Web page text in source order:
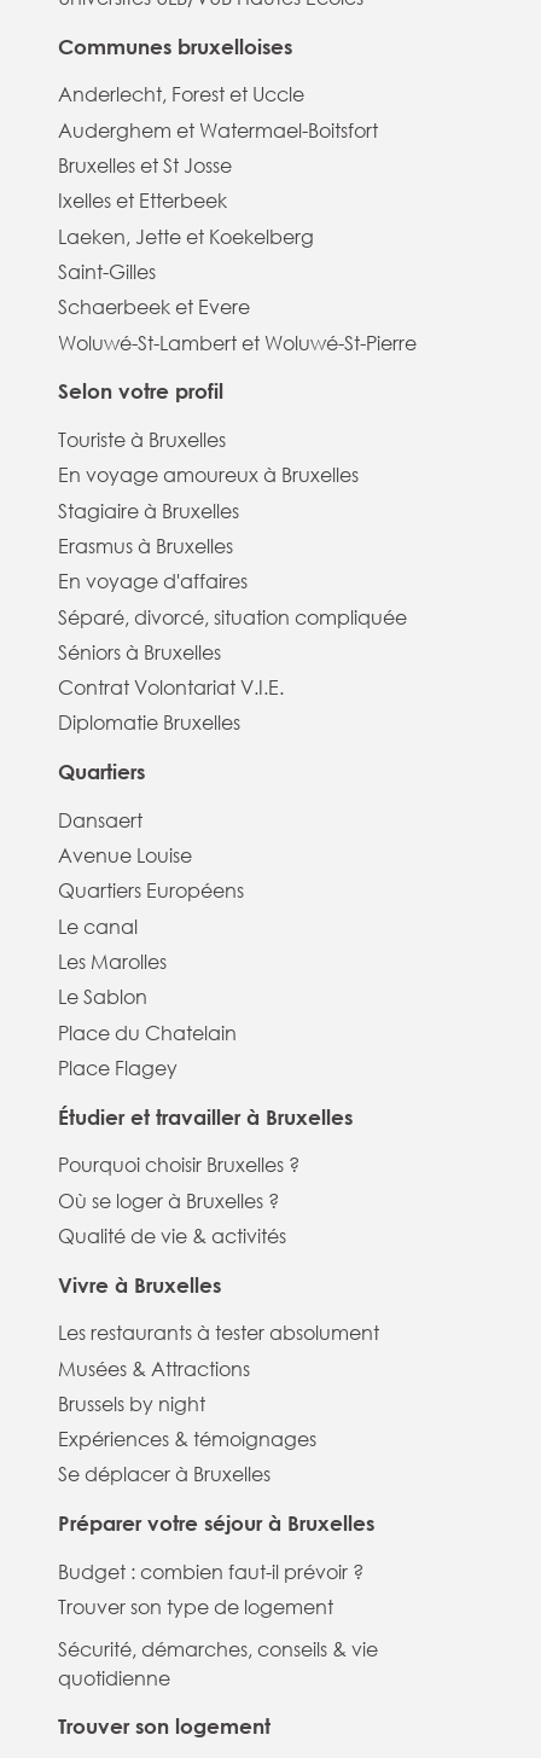
Communes bruxelloises
Anderlecht, Forest et Uccle
Auderghem et Watermael-Boitsfort
Bruxelles et St Josse
Ixelles et Etterbeek
Laeken, Jette et Koekelberg
Saint-Gilles
Schaerbeek et Evere
Woluwé-St-Lambert et Woluwé-St-Pierre
Selon votre profil
Touriste à Bruxelles
En voyage amoureux à Bruxelles
Stagiaire à Bruxelles
Erasmus à Bruxelles
En voyage d'affaires
Séparé, divorcé, situation compliquée
Séniors à Bruxelles
Contrat Volontariat V.I.E.
Diplomatie Bruxelles
Quartiers
Dansaert
Avenue Louise
Quartiers Européens
Le canal
Les Marolles
Le Sablon
Place du Chatelain
Place Flagey
Étudier et travailler à Bruxelles
Pourquoi choisir Bruxelles ?
Où se loger à Bruxelles ?
Qualité de vie & activités
Vivre à Bruxelles
Les restaurants à tester absolument
Musées & Attractions
Brussels by night
Expériences & témoignages
Se déplacer à Bruxelles
Préparer votre séjour à Bruxelles
Budget : combien faut-il prévoir ?
Trouver son type de logement
Sécurité, démarches, conseils & vie
quotidienne
Trouver son logement